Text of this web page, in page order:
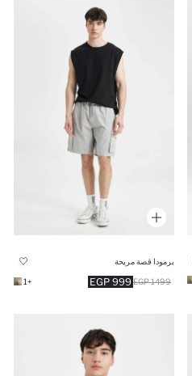
برمودا قصة مريحة
999 EGP 1499 EGP
+1